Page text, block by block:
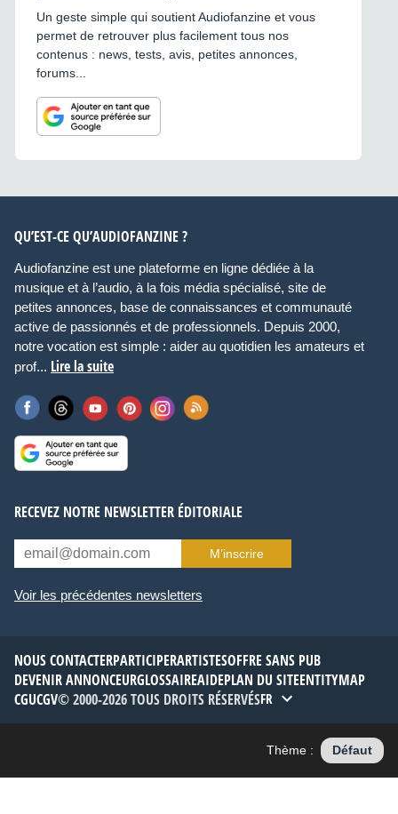
Un geste simple qui soutient Audiofanzine et vous
permet de retrouver plus facilement tous nos
contenus : news, tests, avis, petites annonces,
forums...
QU’EST-CE QU’AUDIOFANZINE ?
Audiofanzine est une plateforme en ligne dédiée à la
musique et à l’audio, à la fois média spécialisé, site de
petites annonces, base de connaissances et communauté
active de passionnés et de professionnels. Depuis 2000,
notre vocation est simple : aider au quotidien les amateurs et
prof... Lire la suite
RECEVEZ NOTRE NEWSLETTER ÉDITORIALE
M’inscrire
Voir les précédentes newsletters
NOUS CONTACTERPARTICIPERARTISTESOFFRE SANS PUB
DEVENIR ANNONCEURGLOSSAIREAIDEPLAN DU SITEENTITYMAP
CGUCGV© 2000-2026 TOUS DROITS RÉSERVÉSFR
Thème : Défaut